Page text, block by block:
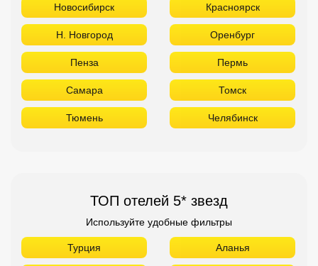
Новосибирск Красноярск
Н. Новгород Оренбург
Пенза Пермь
Самара Томск
Тюмень Челябинск
ТОП отелей 5* звезд
Используйте удобные фильтры
Турция Аланья